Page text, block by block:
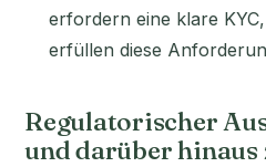
erfordern eine klare
erfüllen diese
Regulatorischer
und darüber